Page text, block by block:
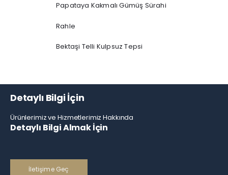
Papataya Kakmalı Gümüş Sürahi
Rahle
Bektaşi Telli Kulpsuz Tepsi
Detaylı Bilgi İçin
Ürünlerimiz ve Hizmetlerimiz Hakkında
Detaylı Bilgi Almak İçin
İletişime Geç